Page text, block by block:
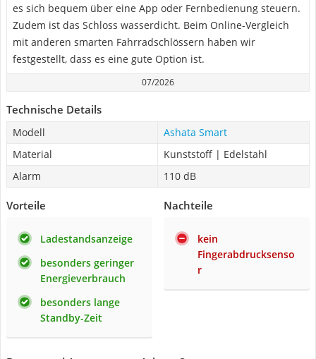
es sich bequem über eine App oder Fernbedienung steuern.
Zudem ist das Schloss wasserdicht. Beim Online-Vergleich
mit anderen smarten Fahrradschlössern haben wir
festgestellt, dass es eine gute Option ist.
07/2026
Technische Details
Modell
Ashata Smart
Material
Kunststoff | Edelstahl
Alarm
110 dB
Vorteile
Ladestandsanzeige
besonders geringer
Energieverbrauch
besonders lange
Standby-Zeit
Nachteile
kein
Fingerabdrucksenso
r